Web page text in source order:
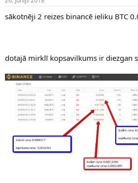
n
a
u
c
j
a
u
sākotnēji 2 reizes binancē ieliku BTC
dotajā mirklī kopsavilkums ir diezgan